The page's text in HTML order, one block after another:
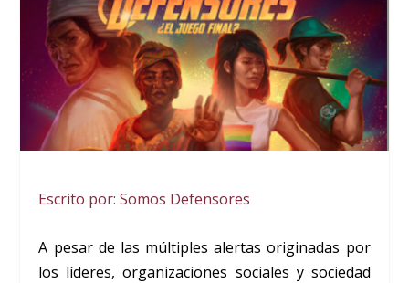
Escrito por: Somos Defensores
A pesar de las múltiples alertas originadas por
los líderes, organizaciones sociales y sociedad